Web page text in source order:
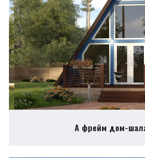
А фрейм дом-